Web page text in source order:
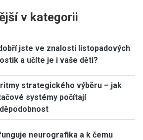
v kategorii
jste ve znalosti listopadových
a učíte je i vaše děti?
strategického výběru – jak
systémy počítají
neurografika a k čemu